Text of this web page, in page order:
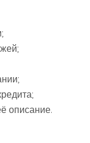
описание.